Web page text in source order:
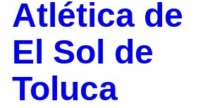
Atlética de
El Sol de
Toluca